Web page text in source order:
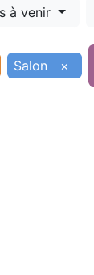
à venir
Salon ×